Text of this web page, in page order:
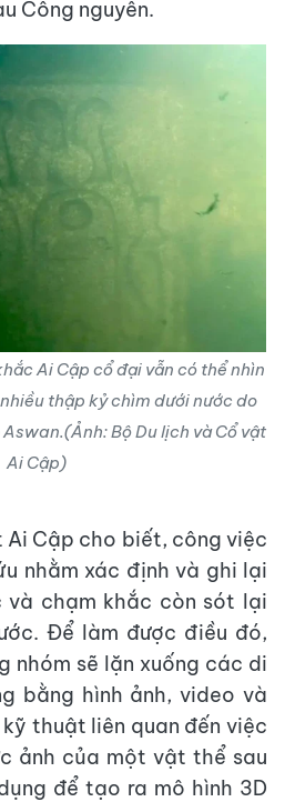
Công nguyên.
Ai Cập cổ đại vẫn có thể nhìn
thập kỷ chìm dưới nước do
Bộ Du lịch và Cổ vật
Ai Cập)
Ai Cập cho biết, công việc
nhằm xác định và ghi lại
và chạm khắc còn sót lại
Để làm được điều đó,
nhóm sẽ lặn xuống các di
bằng hình ảnh, video và
thuật liên quan đến việc
ảnh của một vật thể sau
để tạo ra mô hình 3D